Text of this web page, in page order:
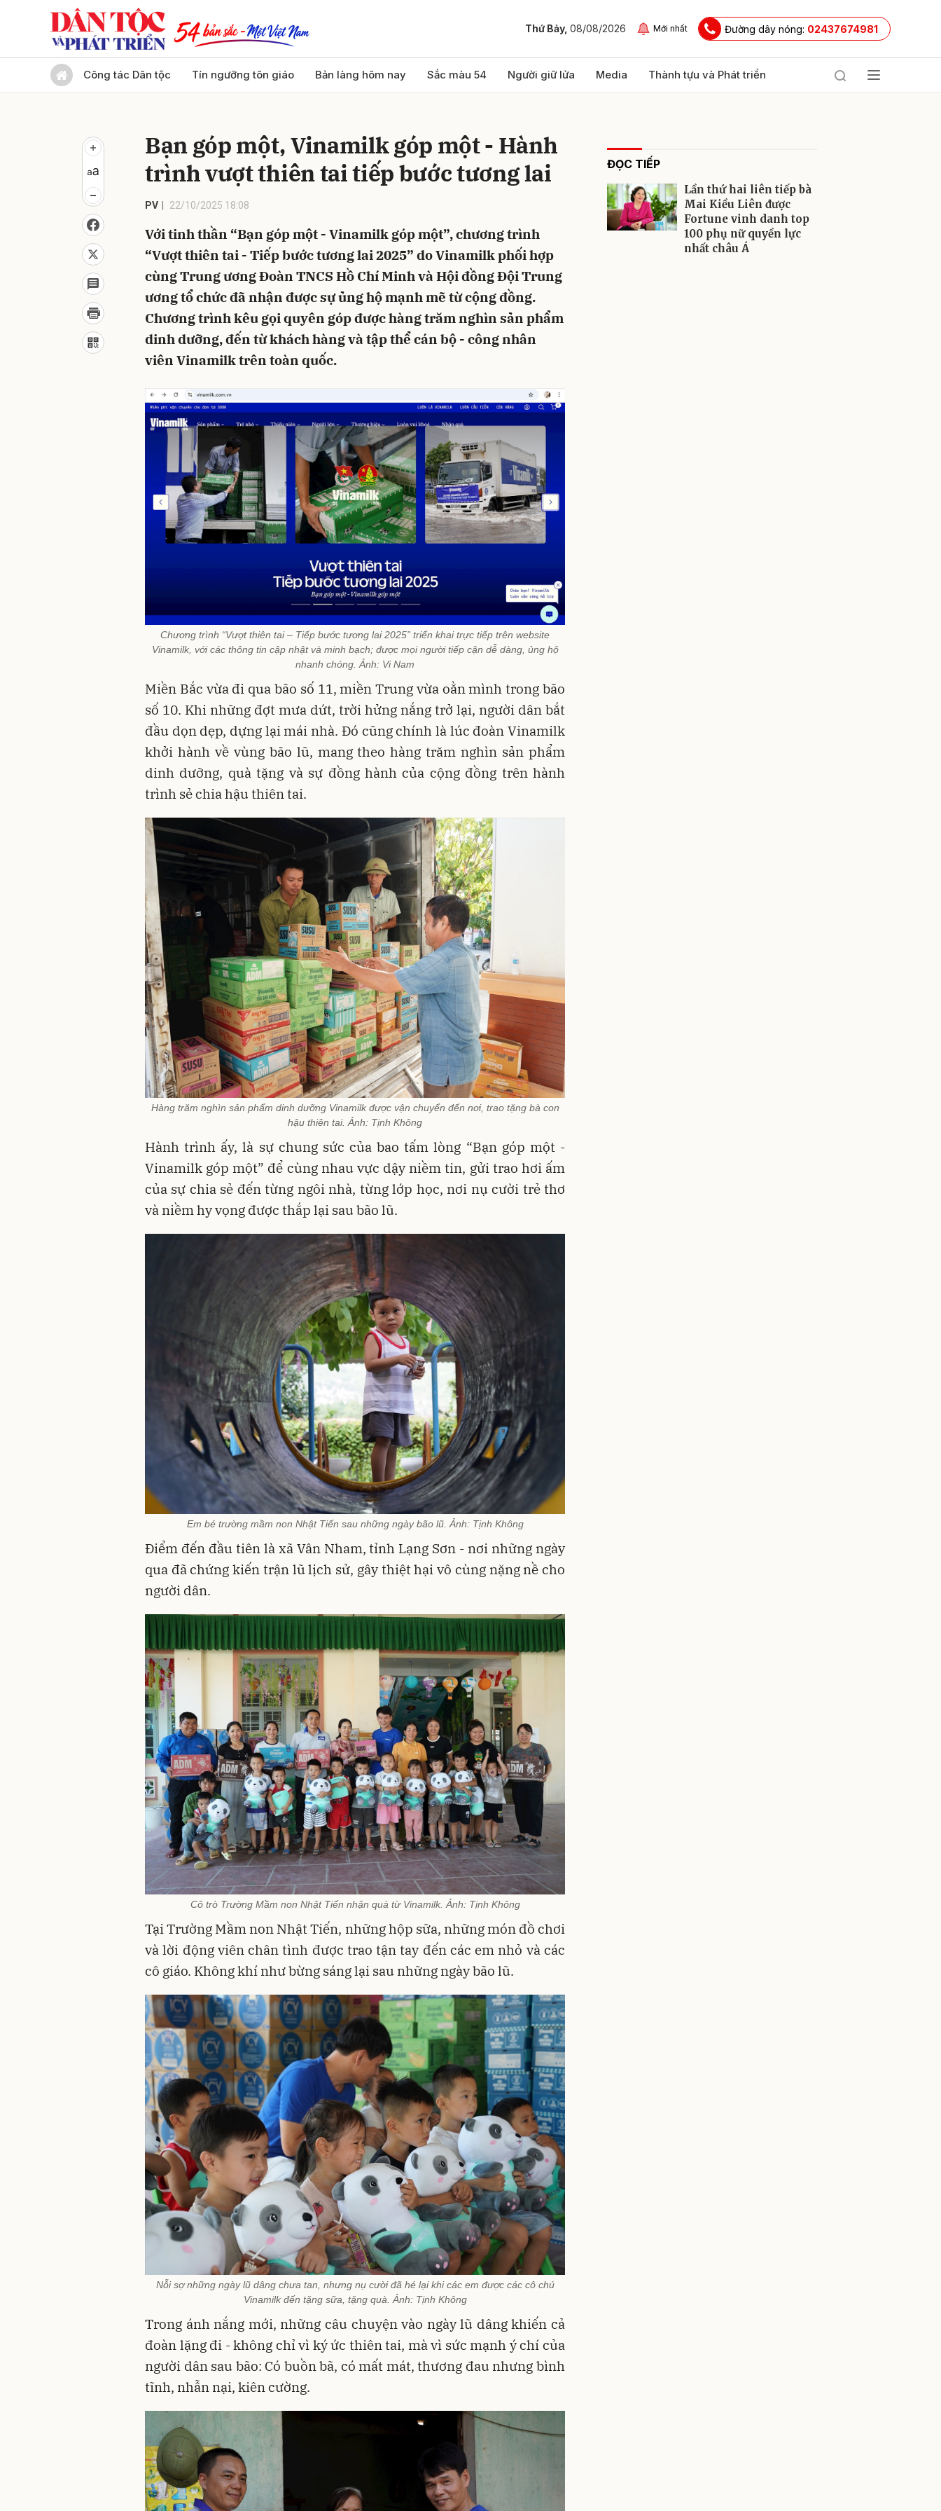
Thứ Bảy, 08/08/2026 Mới nhất Đường dây nóng: 02437674981
Công tác Dân tộc Tín ngưỡng tôn giáo Bản làng hôm nay Sắc màu 54 Người giữ lửa Media Thành tựu và Phát triển
Bạn góp một, Vinamilk góp một - Hành
trình vượt thiên tai tiếp bước tương lai
PV 22/10/2025 18:08
Với tinh thần “Bạn góp một - Vinamilk góp một”, chương trình
“Vượt thiên tai - Tiếp bước tương lai 2025” do Vinamilk phối hợp
cùng Trung ương Đoàn TNCS Hồ Chí Minh và Hội đồng Đội Trung
ương tổ chức đã nhận được sự ủng hộ mạnh mẽ từ cộng đồng.
Chương trình kêu gọi quyên góp được hàng trăm nghìn sản phẩm
dinh dưỡng, đến từ khách hàng và tập thể cán bộ - công nhân
viên Vinamilk trên toàn quốc.
Chương trình “Vượt thiên tai – Tiếp bước tương lai 2025” triển khai trực tiếp trên website
Vinamilk, với các thông tin cập nhật và minh bạch; được mọi người tiếp cận dễ dàng, ủng hộ
nhanh chóng. Ảnh: Vi Nam
Miền Bắc vừa đi qua bão số 11, miền Trung vừa oằn mình trong bão
số 10. Khi những đợt mưa dứt, trời hửng nắng trở lại, người dân bắt
đầu dọn dẹp, dựng lại mái nhà. Đó cũng chính là lúc đoàn Vinamilk
khởi hành về vùng bão lũ, mang theo hàng trăm nghìn sản phẩm
dinh dưỡng, quà tặng và sự đồng hành của cộng đồng trên hành
trình sẻ chia hậu thiên tai.
Hàng trăm nghìn sản phẩm dinh dưỡng Vinamilk được vận chuyển đến nơi, trao tặng bà con
hậu thiên tai. Ảnh: Tịnh Không
Hành trình ấy, là sự chung sức của bao tấm lòng “Bạn góp một -
Vinamilk góp một” để cùng nhau vực dậy niềm tin, gửi trao hơi ấm
của sự chia sẻ đến từng ngôi nhà, từng lớp học, nơi nụ cười trẻ thơ
và niềm hy vọng được thắp lại sau bão lũ.
Em bé trường mầm non Nhật Tiến sau những ngày bão lũ. Ảnh: Tịnh Không
Điểm đến đầu tiên là xã Vân Nham, tỉnh Lạng Sơn - nơi những ngày
qua đã chứng kiến trận lũ lịch sử, gây thiệt hại vô cùng nặng nề cho
người dân.
Cô trò Trường Mầm non Nhật Tiến nhận quà từ Vinamilk. Ảnh: Tịnh Không
Tại Trường Mầm non Nhật Tiến, những hộp sữa, những món đồ chơi
và lời động viên chân tình được trao tận tay đến các em nhỏ và các
cô giáo. Không khí như bừng sáng lại sau những ngày bão lũ.
Nỗi sợ những ngày lũ dâng chưa tan, nhưng nụ cười đã hé lại khi các em được các cô chú
Vinamilk đến tặng sữa, tặng quà. Ảnh: Tịnh Không
Trong ánh nắng mới, những câu chuyện vào ngày lũ dâng khiến cả
đoàn lặng đi - không chỉ vì ký ức thiên tai, mà vì sức mạnh ý chí của
người dân sau bão: Có buồn bã, có mất mát, thương đau nhưng bình
tĩnh, nhẫn nại, kiên cường.
ĐỌC TIẾP
Lần thứ hai liên tiếp bà
Mai Kiều Liên được
Fortune vinh danh top
100 phụ nữ quyền lực
nhất châu Á
Gửi bình luận
Gửi